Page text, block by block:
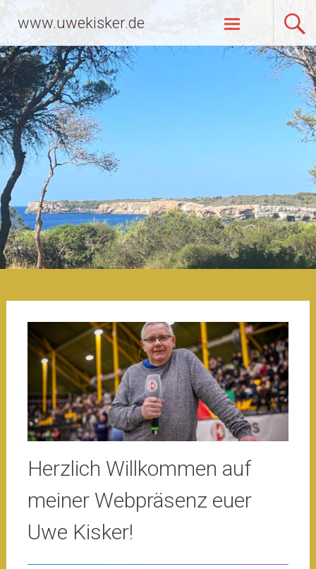
Inhalt
springen
www.uwekisker.de
Herzlich Willkommen auf
meiner Webpräsenz euer
Uwe Kisker!